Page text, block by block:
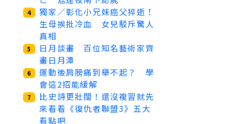
4
獨家／彰化小兄妹癌父猝逝！
生母挨批冷血 女兒駁斥驚人
真相
5
日月談畫 百位知名藝術家齊
畫日月潭
6
運動後肩膀痛到舉不起？ 學
會這2招能緩解
7
比史詩更壯闊！還沒複習就先
來看看《復仇者聯盟3》五大
看點吧